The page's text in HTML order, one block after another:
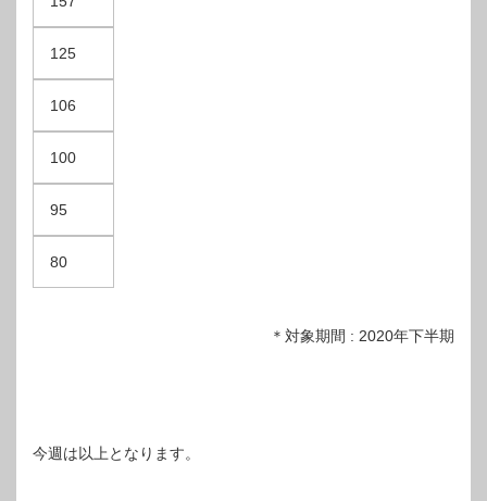
125
106
100
95
80
＊対象期間 : 2020年下半期
今週は以上となります。